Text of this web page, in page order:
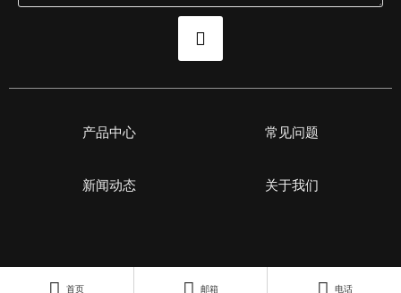

产品中心 常见问题
新闻动态 关于我们
首页 邮箱 电话